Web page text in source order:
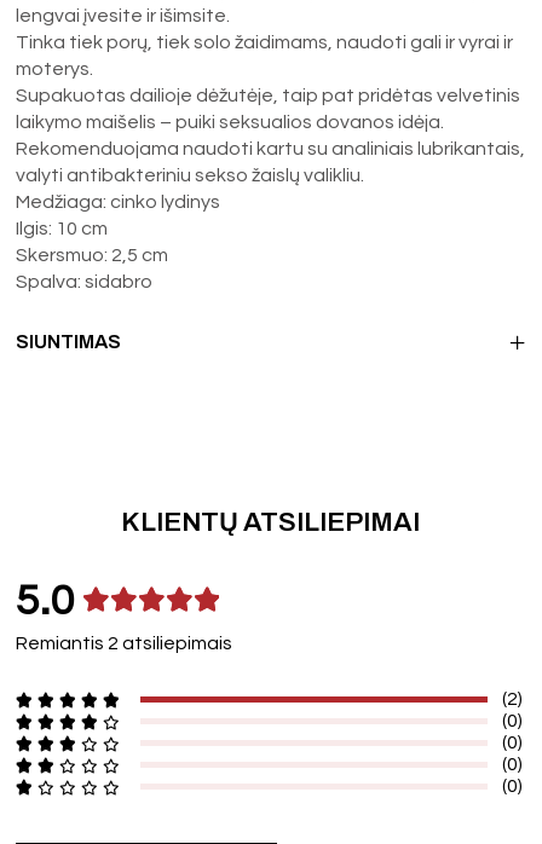
lengvai įvesite ir išimsite.
Tinka tiek porų, tiek solo žaidimams, naudoti gali ir vyrai ir
moterys.
Supakuotas dailioje dėžutėje, taip pat pridėtas velvetinis
laikymo maišelis – puiki seksualios dovanos idėja.
Rekomenduojama naudoti kartu su analiniais lubrikantais,
valyti antibakteriniu sekso žaislų valikliu.
Medžiaga: cinko lydinys
Ilgis: 10 cm
Skersmuo: 2,5 cm
Spalva: sidabro
SIUNTIMAS
KLIENTŲ ATSILIEPIMAI
5.0
Remiantis 2 atsiliepimais
(2)
(0)
(0)
(0)
(0)